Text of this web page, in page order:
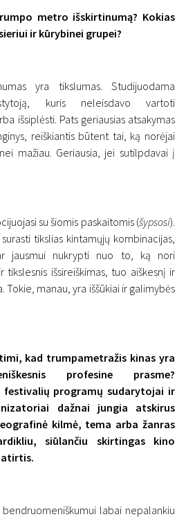
metro išskirtinumą? Kokias
ir kūrybinei grupei?
yra tikslumas. Studijuodama
kuris neleisdavo vartoti
išsiplėsti. Pats geriausias atsakymas
reiškiantis būtent tai, ką norėjai
mažiau. Geriausia, jei sutilpdavai į
su šiomis paskaitomis (šypsosi).
tikslias kintamųjų kombinacijas,
jausmui nukrypti nuo to, ką nori
tikslesnis išsireiškimas, tuo aiškesnį ir
Tokie, manau, yra iššūkiai ir galimybės
kad trumpametražis kinas yra
profesine prasme?
festivalių programų sudarytojai ir
dažnai jungia atskirus
kilmė, tema arba žanras
siūlančiu skirtingas kino
labai nepalankiu